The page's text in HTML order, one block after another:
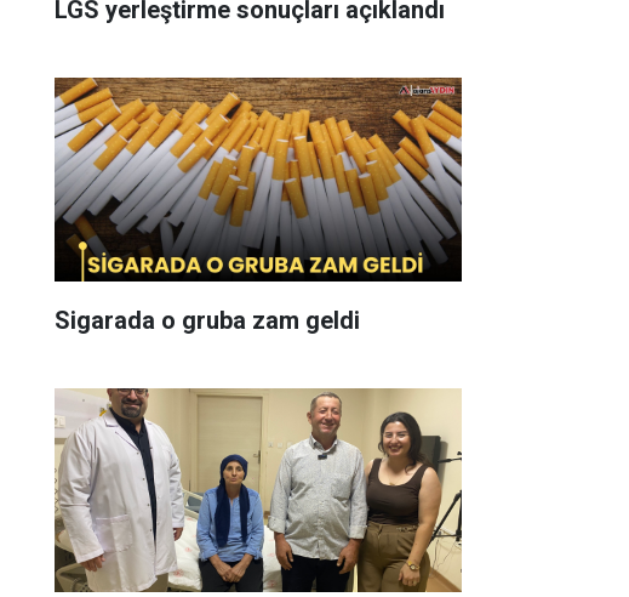
LGS yerleştirme sonuçları açıklandı
Sigarada o gruba zam geldi